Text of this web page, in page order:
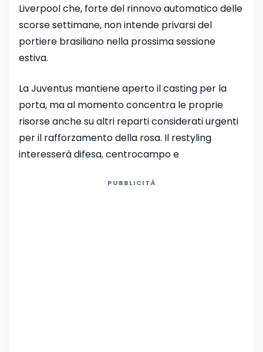
Liverpool che, forte del rinnovo automatico delle
scorse settimane, non intende privarsi del
portiere brasiliano nella prossima sessione
estiva.
La Juventus mantiene aperto il casting per la
porta, ma al momento concentra le proprie
risorse anche su altri reparti considerati urgenti
per il rafforzamento della rosa. Il restyling
interesserà difesa, centrocampo e
PUBBLICITÀ